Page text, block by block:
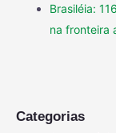
Brasiléia:
na fronteira
Categorias